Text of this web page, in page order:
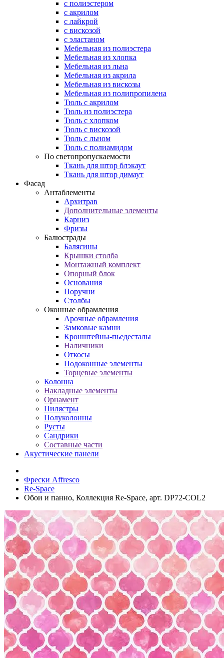
с полиэстером
с акрилом
с лайкрой
с вискозой
с эластаном
Мебельная из полиэстера
Мебельная из хлопка
Мебельная из льна
Мебельная из акрила
Мебельная из вискозы
Мебельная из полипропилена
Тюль с акрилом
Тюль из полиэстера
Тюль с хлопком
Тюль с вискозой
Тюль с льном
Тюль с полиамидом
По светопропускаемости
Ткань для штор блэкаут
Ткань для штор димаут
Фасад
Антаблементы
Архитрав
Дополнительные элементы
Карниз
Фризы
Балюстрады
Балясины
Крышки столба
Монтажный комплект
Опорный блок
Основания
Поручни
Столбы
Оконные обрамления
Арочные обрамления
Замковые камни
Кронштейны-пьедесталы
Наличники
Откосы
Подоконные элементы
Торцевые элементы
Колонна
Накладные элементы
Орнамент
Пилястры
Полуколонны
Русты
Сандрики
Составные части
Акустические панели
Фрески Affresco
Re-Space
Обои и панно, Коллекция Re-Space, арт. DP72-COL2